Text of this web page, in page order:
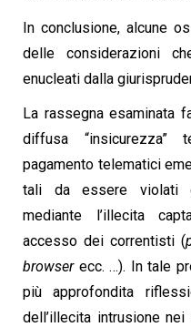
In conclusione, alcune
delle considerazioni
enucleati dalla
La rassegna esaminata
diffusa
pagamento telematici
tali da essere violati
mediante l’illecita
accesso dei correntisti (
browserecc. …). In tale
più approfondita
dell’illecita intrusione